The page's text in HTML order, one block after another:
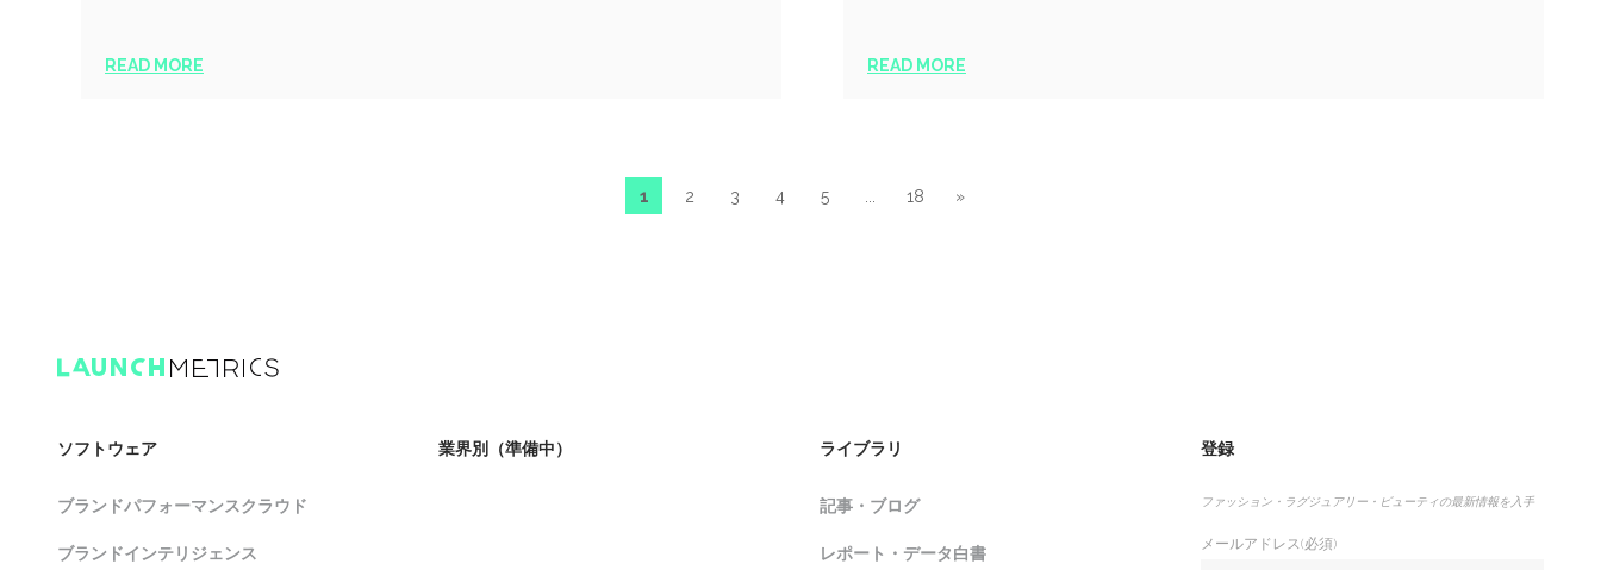
READ MORE READ MORE
1 2 3 4 5 »
18
ソフトウェア
ブランドパフォーマンスクラウド
ブランドインテリジェンス
業界別（準備中） ライブラリ
記事・ブログ
レポート・データ白書
登録
ファッション・ラグジュアリー・ビューティの最新情報を入手
メールアドレス(必須)